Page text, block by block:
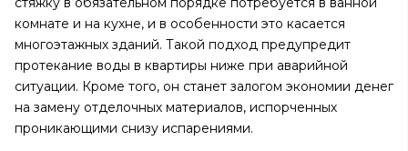
комнате и на кухне, и в особенности это касается
многоэтажных зданий. Такой подход предупредит
протекание воды в квартиры ниже при аварийной
ситуации. Кроме того, он станет залогом экономии денег
на замену отделочных материалов, испорченных
проникающими снизу испарениями.